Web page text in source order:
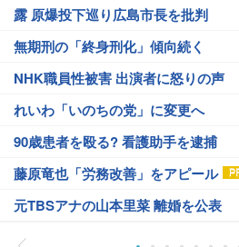
露 原爆投下巡り広島市長を批判
無期刑の「終身刑化」傾向続く
NHK職員性被害 出演者に怒りの声
れいわ「いのちの党」に変更へ
90歳患者を殴る? 看護助手を逮捕
藤原竜也「労務改善」をアピール
元TBSアナの山本里菜 離婚を公表